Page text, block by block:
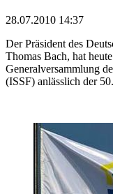
28.07.2010 14:37
Der Präsident des
Thomas Bach, hat
Generalversammlung
(ISSF) anlässlich der